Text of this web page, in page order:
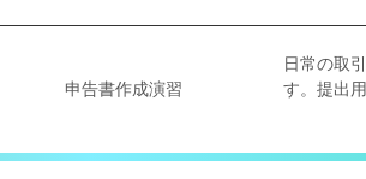
申告書作成演習
日常の取
す。提出